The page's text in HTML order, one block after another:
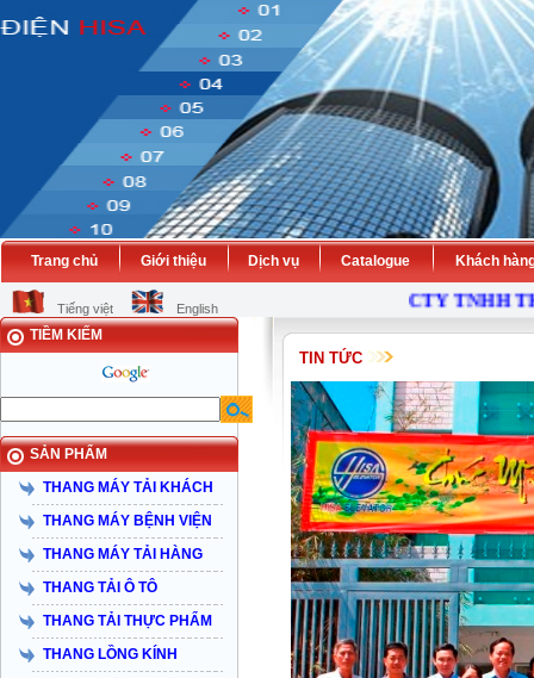
Trang chủ Giới thiệu Dịch vụ Catalogue Khách
Tiếng việt English CTY TNHH
TIỀM KIẾM
SẢN PHẨM
THANG MÁY TẢI KHÁCH
THANG MÁY BỆNH VIỆN
THANG MÁY TẢI HÀNG
THANG TẢI Ô TÔ
THANG TẢI THỰC PHẨM
THANG LỒNG KÍNH
TIN TỨC